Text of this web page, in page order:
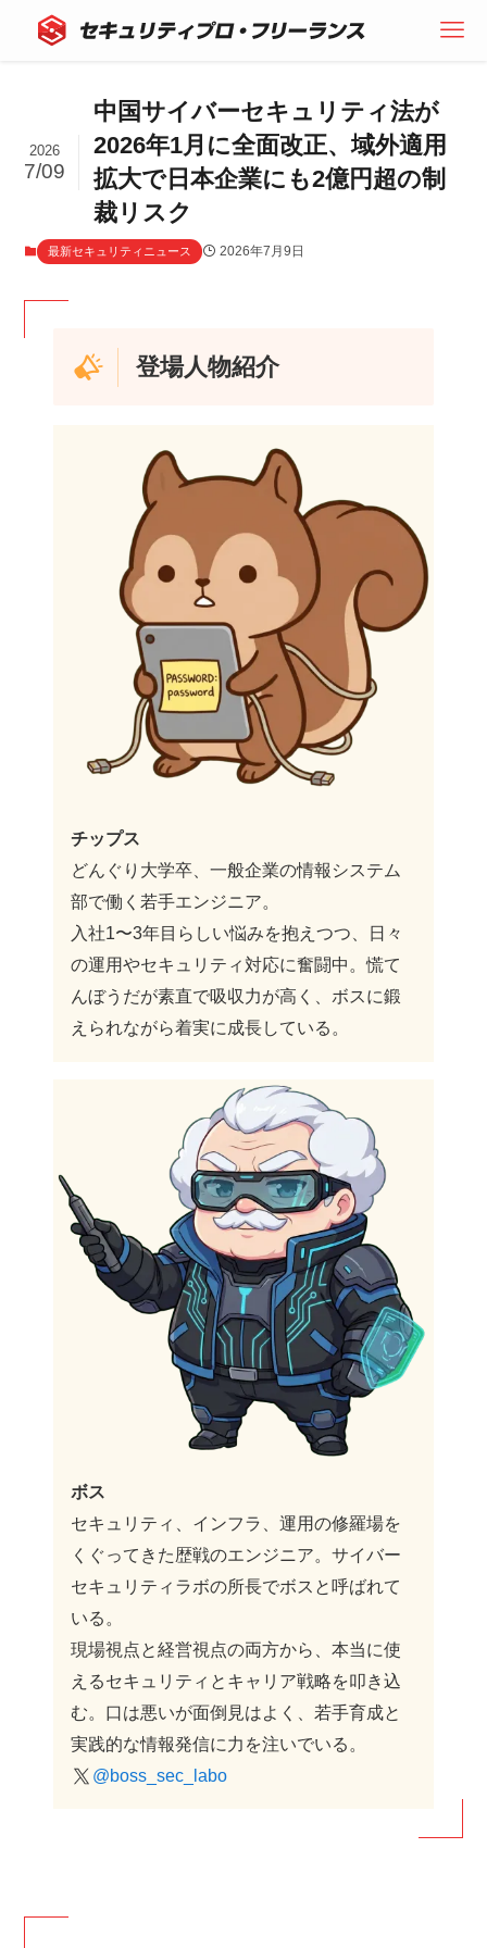
中国サイバーセキュリティ法が
2026年1月に全面改正、域外適用
拡大で日本企業にも2億円超の制
裁リスク
2026
7/09
最新セキュリティニュース 2026年7月9日
登場人物紹介
チップス
どんぐり大学卒、一般企業の情報システム
部で働く若手エンジニア。
入社1〜3年目らしい悩みを抱えつつ、日々
の運用やセキュリティ対応に奮闘中。慌て
んぼうだが素直で吸収力が高く、ボスに鍛
えられながら着実に成長している。
ボス
セキュリティ、インフラ、運用の修羅場を
くぐってきた歴戦のエンジニア。サイバー
セキュリティラボの所長でボスと呼ばれて
いる。
現場視点と経営視点の両方から、本当に使
えるセキュリティとキャリア戦略を叩き込
む。口は悪いが面倒見はよく、若手育成と
実践的な情報発信に力を注いでいる。
@boss_sec_labo